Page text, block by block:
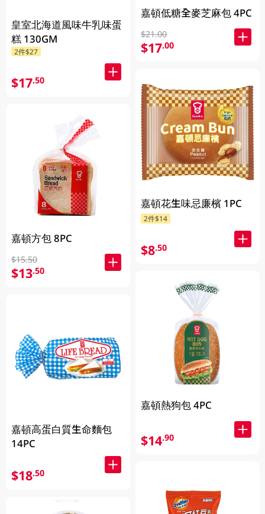
皇室北海道風味牛乳味蛋
糕 130GM
2件$27
$17.50
嘉頓方包 8PC
$15.50
$13.50
嘉頓高蛋白質生命麵包
14PC
$18.50
嘉頓低糖全麥芝麻包 4PC
$21.00
$17.00
嘉頓花生味忌廉檳 1PC
2件$14
$8.50
嘉頓熱狗包 4PC
$14.90